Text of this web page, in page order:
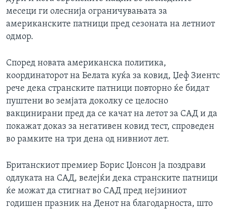
месеци ги олеснија ограничувањата за
американските патници пред сезоната на летниот
одмор.
Според новата американска политика,
координаторот на Белата куќа за ковид, Џеф Зиентс
рече дека странските патници повторно ќе бидат
пуштени во земјата доколку се целосно
вакцинирани пред да се качат на летот за САД и да
покажат доказ за негативен ковид тест, спроведен
во рамките на три дена од нивниот лет.
Британскиот премиер Борис Џонсон ја поздрави
одлуката на САД, велејќи дека странските патници
ќе можат да стигнат во САД пред нејзиниот
годишен празник на Денот на благодарноста, што